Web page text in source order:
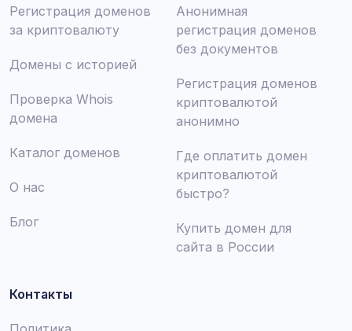
Регистрация доменов
за криптовалюту
Домены с историей
Проверка Whois
домена
Каталог доменов
О нас
Блог
Анонимная
регистрация доменов
без документов
Регистрация доменов
криптовалютой
анонимно
Где оплатить домен
криптовалютой
быстро?
Купить домен для
сайта в России
Контакты